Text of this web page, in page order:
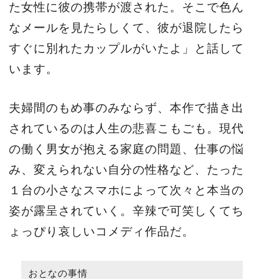
た女性に彼の携帯が渡された。そこで色ん
なメールを見たらしくて、彼が退院したら
すぐに別れたカップルがいたよ」と話して
います。
夫婦間のもめ事のみならず、本作で描き出
されているのは人生の悲喜こもごも。現代
の働く男女が抱える家庭の問題、仕事の悩
み、変えられない自分の性格など、たった
１台の小さなスマホによって次々と本当の
姿が露呈されていく。辛辣で可笑しくてち
ょっぴり哀しいコメディ作品だ。
おとなの事情